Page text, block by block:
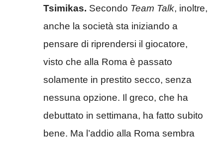
Tsimikas. Secondo Team Talk, inoltre,
anche la società sta iniziando a
pensare di riprendersi il giocatore,
visto che alla Roma è passato
solamente in prestito secco, senza
nessuna opzione. Il greco, che ha
debuttato in settimana, ha fatto subito
bene. Ma l’addio alla Roma sembra